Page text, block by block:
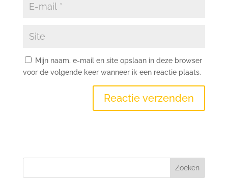
Mijn naam, e-mail en site opslaan in deze browser
voor de volgende keer wanneer ik een reactie plaats.